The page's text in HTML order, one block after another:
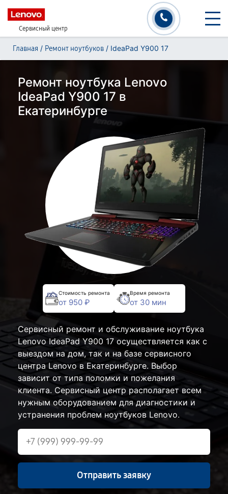
Сервисный центр
Главная / Ремонт ноутбуков / IdeaPad Y900 17
Ремонт ноутбука Lenovo
IdeaPad Y900 17 в
Екатеринбурге
Стоимость ремонта
от 950 ₽
Время ремонта
от 30 мин
Сервисный ремонт и обслуживание ноутбука
Lenovo IdeaPad Y900 17 осуществляется как с
выездом на дом, так и на базе сервисного
центра Lenovo в Екатеринбурге. Выбор
зависит от типа поломки и пожелания
клиента. Сервисный центр располагает всем
нужным оборудованием для диагностики и
устранения проблем ноутбуков Lenovo.
Отправить заявку